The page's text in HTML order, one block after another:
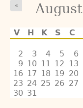
« August
V H K S C
2
3 4 5 6
9 10 11 12 13
16 17 18 19 20
23 24 25 26 27
30 31